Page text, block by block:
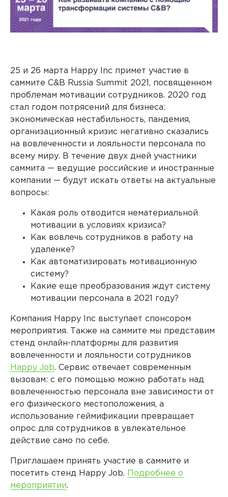
25 и 26 марта Happy Inc примет участие в
саммите C&B Russia Summit 2021, посвященном
проблемам мотивации сотрудников. 2020 год
стал годом потрясений для бизнеса:
экономическая нестабильность, пандемия,
организационный кризис негативно сказались
на вовлеченности и лояльности персонала по
всему миру. В течение двух дней участники
саммита — ведущие российские и иностранные
компании — будут искать ответы на актуальные
вопросы:
Какая роль отводится нематериальной
мотивации в условиях кризиса?
Как вовлечь сотрудников в работу на
удаленке?
Как автоматизировать мотивационную
систему?
Какие еще преобразования ждут систему
мотивации персонала в 2021 году?
Компания Happy Inc выступает спонсором
мероприятия. Также на саммите мы представим
стенд онлайн-платформы для развития
вовлеченности и лояльности сотрудников
Happy Job. Сервис отвечает современным
вызовам: с его помощью можно работать над
вовлеченностью персонала вне зависимости от
его физического местоположения, а
использование геймификации превращает
опрос для сотрудников в увлекательное
действие само по себе.
Приглашаем принять участие в саммите и
посетить стенд Happy Job. Подробнее о
мероприятии.